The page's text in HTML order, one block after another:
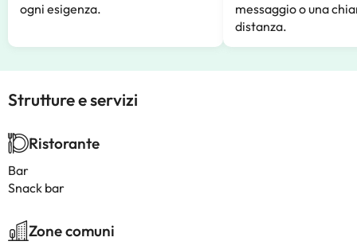
ogni esigenza.
messaggio o una
distanza.
Strutture e servizi
Ristorante
Bar
Snack bar
Zone comuni